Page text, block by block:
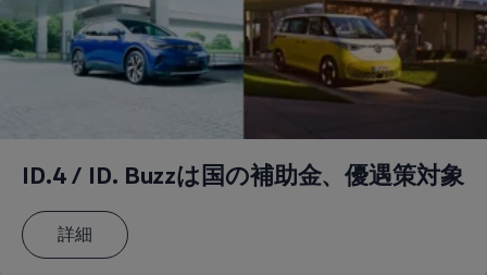
ID.4 / ID. Buzzは国の補助金、優遇策対象
詳細